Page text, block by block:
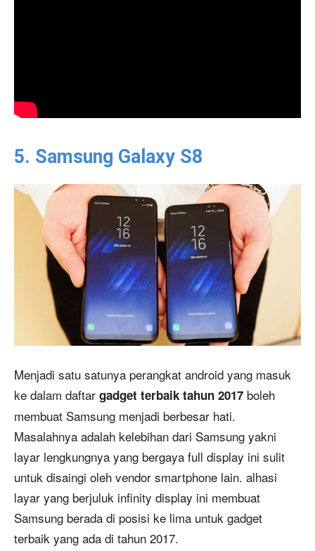
5. Samsung Galaxy S8
Menjadi satu satunya perangkat android yang masuk
ke dalam daftar gadget terbaik tahun 2017 boleh
membuat Samsung menjadi berbesar hati.
Masalahnya adalah kelebihan dari Samsung yakni
layar lengkungnya yang bergaya full display ini sulit
untuk disaingi oleh vendor smartphone lain. alhasi
layar yang berjuluk infinity display ini membuat
Samsung berada di posisi ke lima untuk gadget
terbaik yang ada di tahun 2017.